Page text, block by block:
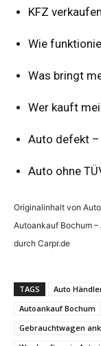
KFZ
Wie
Was bringt
Wer kauft
Auto defekt –
Auto ohne
Originalinhalt von
Autoankauf Bochum
durch Carpr.de
TAGS Auto
Autoankauf Bochum
Gebrauchtwagen